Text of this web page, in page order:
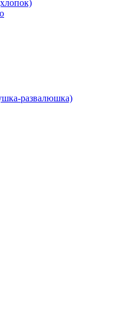
развалюшка)